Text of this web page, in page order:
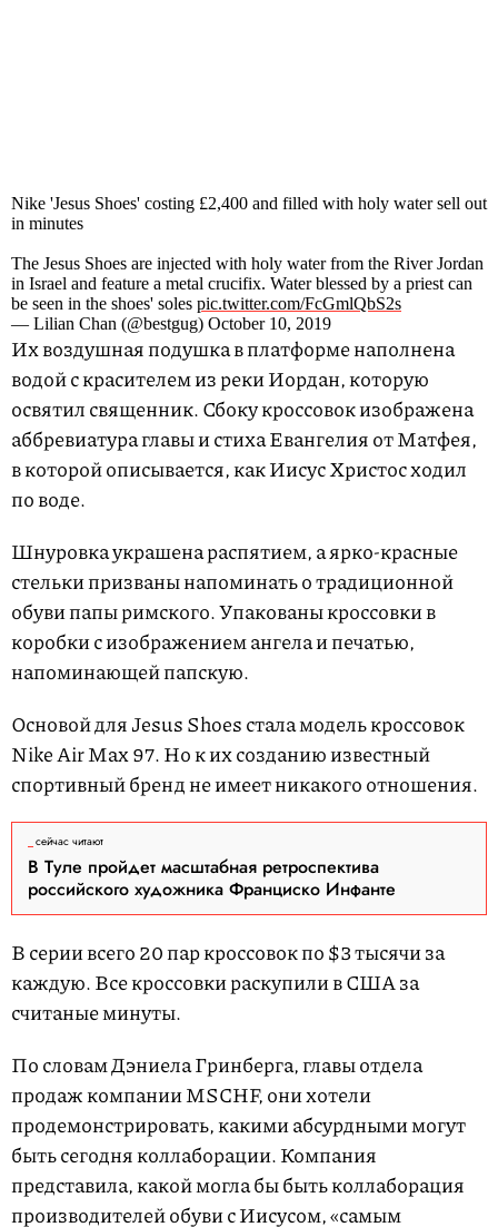
Nike 'Jesus Shoes' costing £2,400 and filled with holy water sell out
in minutes
The Jesus Shoes are injected with holy water from the River Jordan
in Israel and feature a metal crucifix. Water blessed by a priest can
be seen in the shoes' soles pic.twitter.com/FcGmlQbS2s
— Lilian Chan (@bestgug) October 10, 2019
Их воздушная подушка в платформе наполнена
водой с красителем из реки Иордан, которую
освятил священник. Сбоку кроссовок изображена
аббревиатура главы и стиха Евангелия от Матфея,
в которой описывается, как Иисус Христос ходил
по воде.
Шнуровка украшена распятием, а ярко-красные
стельки призваны напоминать о традиционной
обуви папы римского. Упакованы кроссовки в
коробки с изображением ангела и печатью,
напоминающей папскую.
Основой для Jesus Shoes стала модель кроссовок
Nike Air Max 97. Но к их созданию известный
спортивный бренд не имеет никакого отношения.
сейчас читают
В Туле пройдет масштабная ретроспектива
российского художника Франциско Инфанте
В серии всего 20 пар кроссовок по $3 тысячи за
каждую. Все кроссовки раскупили в США за
считаные минуты.
По словам Дэниела Гринберга, главы отдела
продаж компании MSCHF, они хотели
продемонстрировать, какими абсурдными могут
быть сегодня коллаборации. Компания
представила, какой могла бы быть коллаборация
производителей обуви с Иисусом, «самым